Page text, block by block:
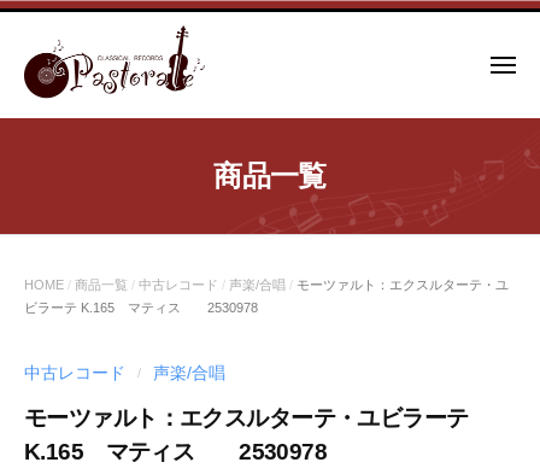
コ
メ
ー
商品一覧
HOME / 商品一覧 / 中古レコード / 声楽/合唱 / モーツァルト：エクスルターテ・ユ
ビラーテ K.165 マティス 2530978
中古レコード / 声楽/合唱
モーツァルト：エクスルターテ・ユビラーテ
K.165 マティス 2530978